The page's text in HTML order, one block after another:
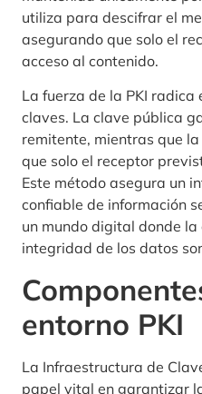
utiliza para descifrar el
asegurando que solo el
acceso al contenido.
La fuerza de la PKI radica
claves. La clave pública
remitente, mientras que
que solo el receptor
Este método asegura un
confiable de información
un mundo digital donde
integridad de los datos
entorno PKI
La Infraestructura de
papel vital en garantizar